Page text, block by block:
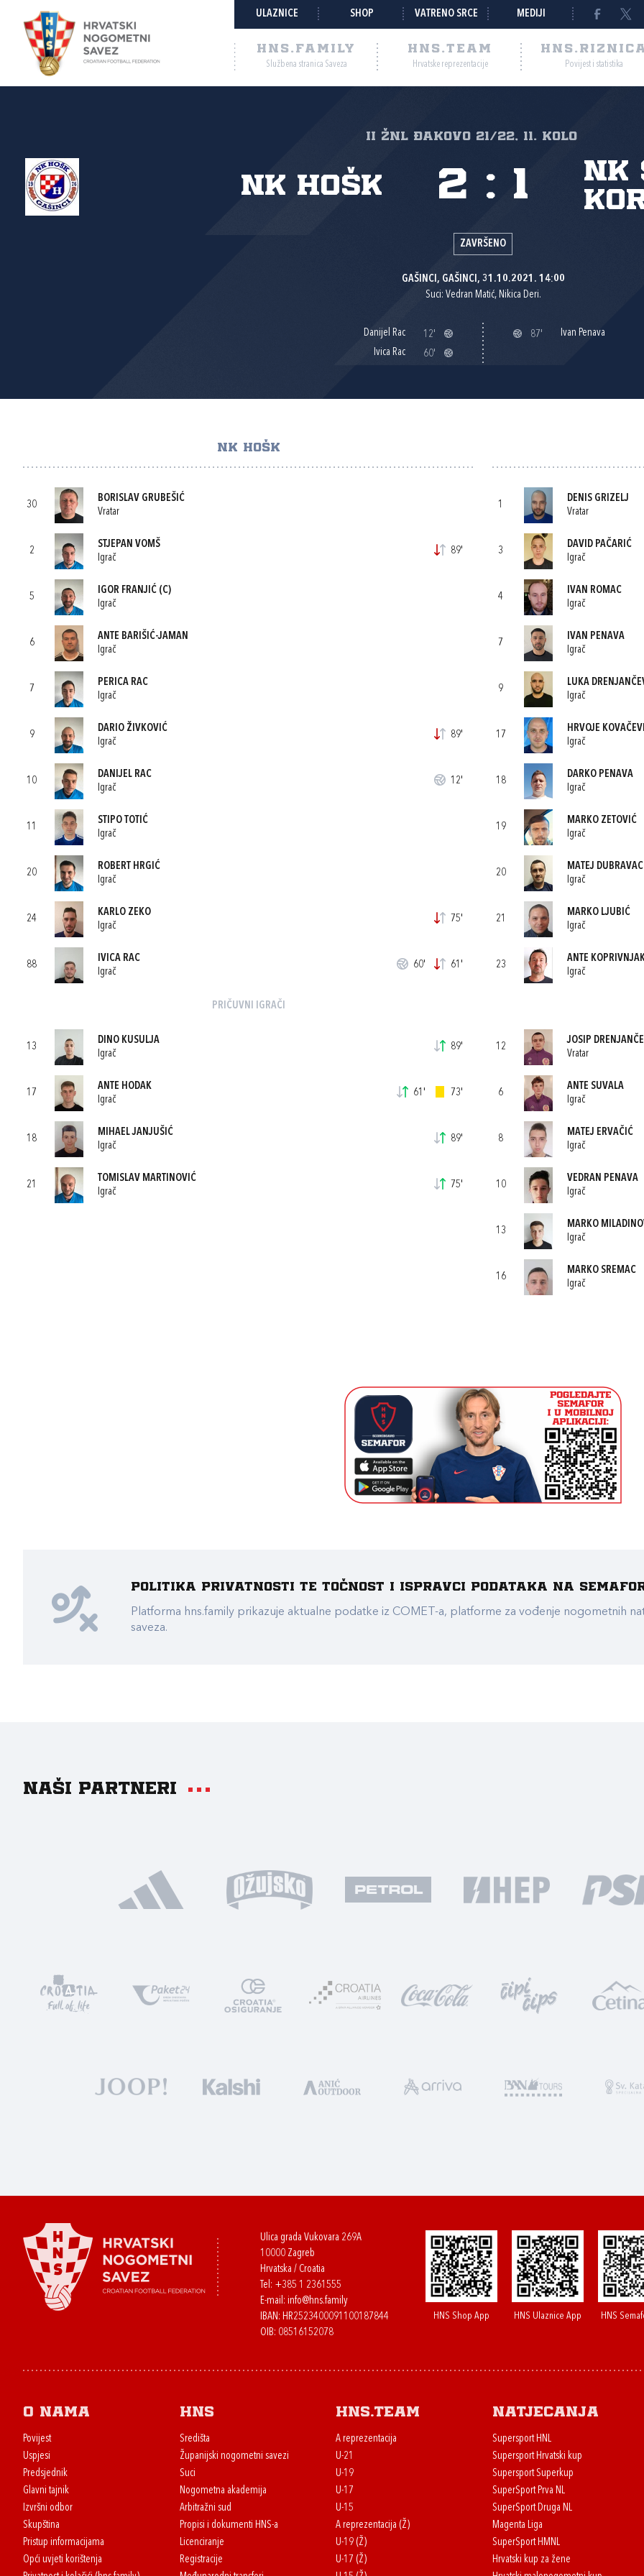
ULAZNICE SHOP VATRENO SRCE MEDIJI
HNS.FAMILY
Službena stranica Saveza
HNS.TEAM
Hrvatske reprezentacije Povijest i statistika
II ŽNL Đakovo 21/22, 11. kolo
NK HOŠK
NK
2 : 1
ZAVRŠENO
GAŠINCI, GAŠINCI, 31.10.2021. 14:00
Suci: Vedran Matić, Nikica Deri.
Danijel Rac
12'
Ivica Rac
60'
87' Ivan Penava
NK HOŠK
30
BORISLAV GRUBEŠIĆ
Vratar
2
STJEPAN VOMŠ
Igrač
89'
5
IGOR FRANJIĆ (C)
Igrač
6
ANTE BARIŠIĆ-JAMAN
Igrač
7
PERICA RAC
Igrač
9
DARIO ŽIVKOVIĆ
Igrač
89'
10
DANIJEL RAC
Igrač
12'
11
STIPO TOTIĆ
Igrač
20
ROBERT HRGIĆ
Igrač
24
KARLO ZEKO
Igrač
75'
88
IVICA RAC
Igrač
60' 61'
PRIČUVNI IGRAČI
13
DINO KUSULJA
Igrač
89'
17
ANTE HODAK
Igrač
61' 73'
18
MIHAEL JANJUŠIĆ
Igrač
89'
21
TOMISLAV MARTINOVIĆ
Igrač
75'
1
DENIS GRIZELJ
Vratar
3
DAVID PAČARIĆ
Igrač
4
IVAN ROMAC
Igrač
7
IVAN PENAVA
Igrač
9
LUKA
Igrač
17
HRVOJE
Igrač
18
DARKO PENAVA
Igrač
19
MARKO ZETOVIĆ
Igrač
20
MATEJ DUBRAVAC
Igrač
21
MARKO LJUBIĆ
Igrač
23
ANTE
Igrač
12
JOSIP
Vratar
6
ANTE SUVALA
Igrač
8
MATEJ ERVAČIĆ
Igrač
10
VEDRAN PENAVA
Igrač
13
MARKO
Igrač
16
MARKO SREMAC
Igrač
Politika privatnosti te točnost i ispravci podataka na
Platforma hns.family prikazuje aktualne podatke iz COMET-a, platforme za vođenje nogometnih
saveza.
Naši partneri
Ulica grada Vukovara 269A
10000 Zagreb
Hrvatska / Croatia
Tel: +385 1 2361555
E-mail: info@hns.family
IBAN: HR2523400091100187844
OIB: 08516152078
HNS Shop App HNS Ulaznice App HNS
O nama
Povijest
Uspjesi
Predsjednik
Glavni tajnik
Izvršni odbor
Skupština
Pristup informacijama
Opći uvjeti korištenja
HNS
Središta
Županijski nogometni savezi
Suci
Nogometna akademija
Arbitražni sud
Propisi i dokumenti HNS-a
Licenciranje
Registracije
HNS.team
A reprezentacija
U-21
U-19
U-17
U-15
A reprezentacija (Ž)
U-19 (Ž)
U-17 (Ž)
Natjecanja
Supersport HNL
Supersport Hrvatski kup
Supersport Superkup
SuperSport Prva NL
SuperSport Druga NL
Magenta Liga
SuperSport HMNL
Hrvatski kup za žene